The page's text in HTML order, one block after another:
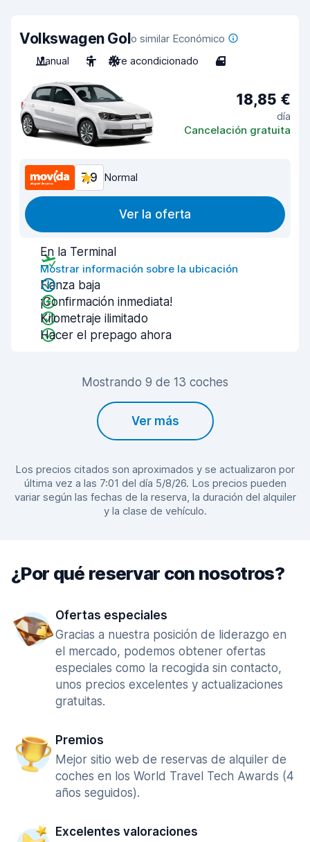
Volkswagen Golo similar Económico
Manual
5 Aire acondicionado 4
18,85 €
día
Cancelación gratuita
7,9 Normal
Ver la oferta
En la Terminal
Mostrar información sobre la ubicación
Fianza baja
¡Confirmación inmediata!
Kilometraje ilimitado
Hacer el prepago ahora
Mostrando 9 de 13 coches
Ver más
Los precios citados son aproximados y se actualizaron por
última vez a las 7:01 del día 5/8/26. Los precios pueden
variar según las fechas de la reserva, la duración del alquiler
y la clase de vehículo.
¿Por qué reservar con nosotros?
Ofertas especiales
Gracias a nuestra posición de liderazgo en
el mercado, podemos obtener ofertas
especiales como la recogida sin contacto,
unos precios excelentes y actualizaciones
gratuitas.
Premios
Mejor sitio web de reservas de alquiler de
coches en los World Travel Tech Awards (4
años seguidos).
Excelentes valoraciones